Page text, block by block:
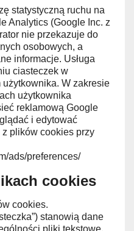
statystyczną ruchu na
Analytics (Google Inc. z
nie przekazuje do
osobowych, a
informacje. Usługa
ciasteczek w
W zakresie
użytkownika
reklamową Google
i edytować
plików cookies przy
ads/preferences/
cookies
cookies.
stanowią dane